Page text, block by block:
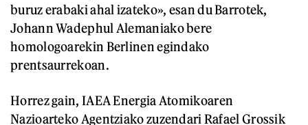
buruz erabaki ahal izateko», esan du Barrotek,
Johann Wadephul Alemaniako bere
homologoarekin Berlinen egindako
prentsaurrekoan.
Horrez gain, IAEA Energia Atomikoaren
Nazioarteko Agentziako zuzendari Rafael Grossik